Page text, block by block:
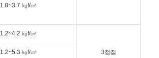
1.8~3.7 ㎏f/㎠
1.2~4.2 ㎏f/㎠
3접점
1.2~5.3 ㎏f/㎠